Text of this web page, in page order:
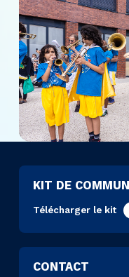
KIT DE
Télécharger le kit
CONTACT